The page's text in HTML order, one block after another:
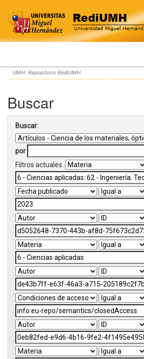
Skip
navigation
UMH: Repositorio RediUMH
Buscar
Buscar:
por
Filtros actuales: